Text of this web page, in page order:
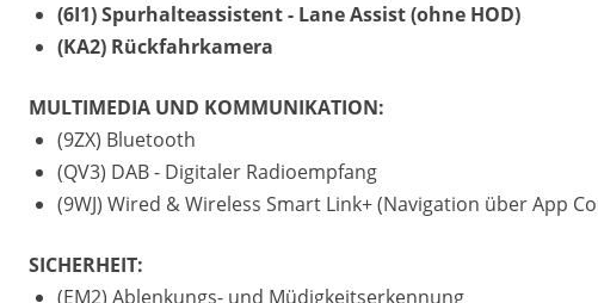
(6I1) Spurhalteassistent - Lane Assist (ohne HOD)
(KA2) Rückfahrkamera
MULTIMEDIA UND KOMMUNIKATION:
(9ZX) Bluetooth
(QV3) DAB - Digitaler Radioempfang
(9WJ) Wired & Wireless Smart Link+ (Navigation über App
SICHERHEIT:
(EM2) Ablenkungs- und Müdigkeitserkennung